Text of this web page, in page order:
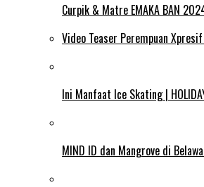
Curpik & Matre EMAKA BAN
Video Teaser Perempuan
Ini Manfaat Ice Skating |
MIND ID dan Mangrove di